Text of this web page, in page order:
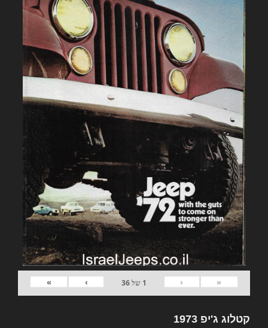
«
‹
1 של36
›
»
קטלוג ג'יפ 1973